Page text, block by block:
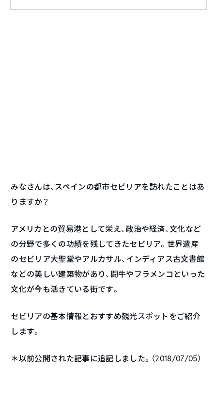
みなさんは、スペインの都市セビリアを訪れたことはあ
りますか？
アメリカとの貿易港として栄え、政治や経済、文化など
の分野で多くの功績を残してきたセビリア。世界遺産
のセビリア大聖堂やアルカサル、インディアス古文書館
などの美しい建築物があり、闘牛やフラメンコといった
文化が今も活きている街です。
セビリアの基本情報とおすすめ観光スポットをご紹介
します。
＊以前公開された記事に追記しました。（2018/07/05）